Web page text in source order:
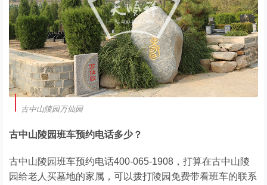
古中山陵园万仙园
古中山陵园班车预约电话多少？
古中山陵园班车预约电话400-065-1908，打算在古中山陵
园给老人买墓地的家属，可以拨打陵园免费带看班车的联系